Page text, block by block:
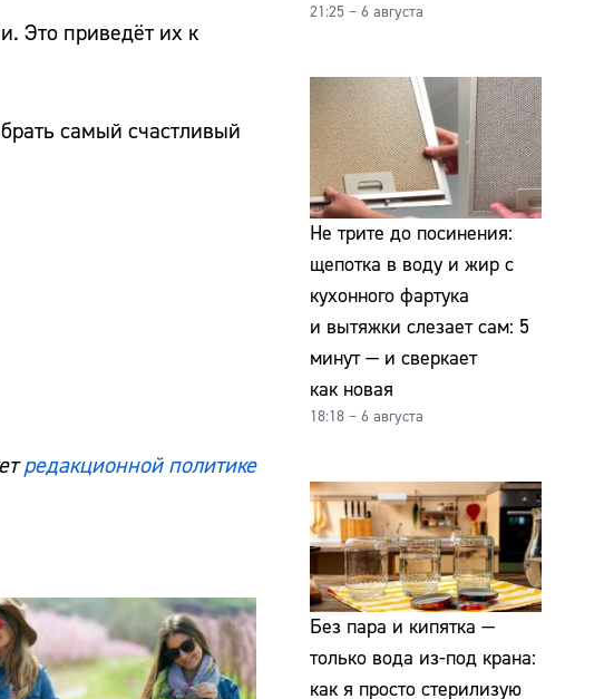
Это приведёт их к
самый счастливый
редакционной политике
21:25 – 6 августа
Не трите до посинения:
щепотка в воду и жир с
кухонного фартука
и вытяжки слезает сам: 5
минут — и сверкает
как новая
18:18 – 6 августа
Без пара и кипятка —
только вода из-под крана:
как я просто стерилизую